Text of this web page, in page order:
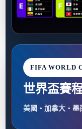
FIFA WORLD
世界盃賽
美國・加拿大・墨